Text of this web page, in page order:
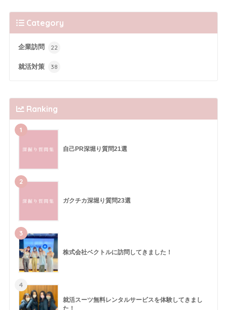
Category
企業訪問 22
就活対策 38
Ranking
1
自己PR深堀り質問21選
2
ガクチカ深堀り質問23選
3
株式会社ベクトルに訪問してきました！
4
就活スーツ無料レンタルサービスを体験してきまし
た！